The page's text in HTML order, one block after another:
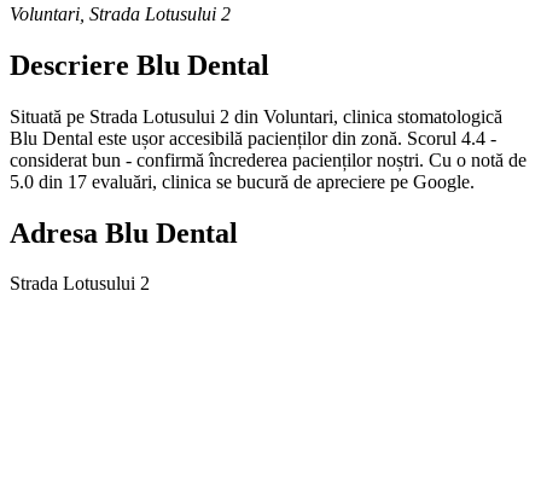
Voluntari Strada Lotusului 2
Descriere Blu Dental
Situată pe Strada Lotusului 2 din Voluntari, clinica stomatologică
Blu Dental este ușor accesibilă pacienților din zonă. Scorul 4.4 -
considerat bun - confirmă încrederea pacienților noștri. Cu o notă de
5.0 din 17 evaluări, clinica se bucură de apreciere pe Google.
Adresa Blu Dental
Strada Lotusului 2